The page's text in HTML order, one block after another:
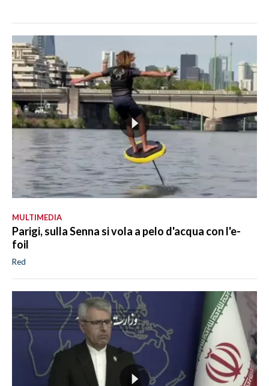
MULTIMEDIA
Parigi, sulla Senna si vola a pelo d'acqua con l'e-
foil
Red